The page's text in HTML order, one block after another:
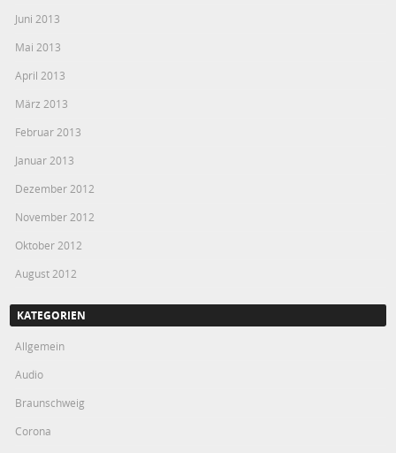
Juni 2013
Mai 2013
April 2013
März 2013
Februar 2013
Januar 2013
Dezember 2012
November 2012
Oktober 2012
August 2012
KATEGORIEN
Allgemein
Audio
Braunschweig
Corona